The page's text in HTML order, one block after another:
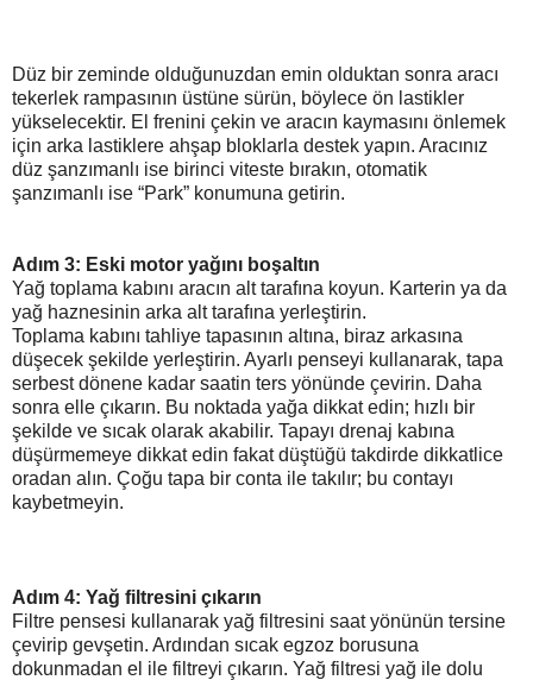
Düz bir zeminde olduğunuzdan emin olduktan sonra aracı
tekerlek rampasının üstüne sürün, böylece ön lastikler
yükselecektir. El frenini çekin ve aracın kaymasını önlemek
için arka lastiklere ahşap bloklarla destek yapın. Aracınız
düz şanzımanlı ise birinci viteste bırakın, otomatik
şanzımanlı ise “Park” konumuna getirin.
Adım 3: Eski motor yağını boşaltın
Yağ toplama kabını aracın alt tarafına koyun. Karterin ya da
yağ haznesinin arka alt tarafına yerleştirin.
Toplama kabını tahliye tapasının altına, biraz arkasına
düşecek şekilde yerleştirin. Ayarlı penseyi kullanarak, tapa
serbest dönene kadar saatin ters yönünde çevirin. Daha
sonra elle çıkarın. Bu noktada yağa dikkat edin; hızlı bir
şekilde ve sıcak olarak akabilir. Tapayı drenaj kabına
düşürmemeye dikkat edin fakat düştüğü takdirde dikkatlice
oradan alın. Çoğu tapa bir conta ile takılır; bu contayı
kaybetmeyin.
Adım 4: Yağ filtresini çıkarın
Filtre pensesi kullanarak yağ filtresini saat yönünün tersine
çevirip gevşetin. Ardından sıcak egzoz borusuna
dokunmadan el ile filtreyi çıkarın. Yağ filtresi yağ ile dolu